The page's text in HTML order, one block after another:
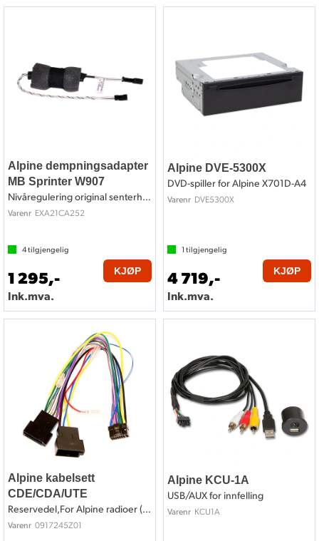
Alpine dempningsadapter
MB Sprinter W907
Nivåregulering original senterhøyttaler
Varenr EXA21CA252
4tilgjengelig
1 295,-
Ink.mva.
KJØP
Alpine DVE-5300X
DVD-spiller for Alpine X701D-A4
Varenr DVE5300X
1 tilgjengelig
4 719,-
Ink.mva.
KJØP
Alpine kabelsett
CDE/CDA/UTE
Reservedel,For Alpine radioer (se liste)
Varenr 0917245Z01
Alpine KCU-1A
USB/AUX for innfelling
Varenr KCU1A